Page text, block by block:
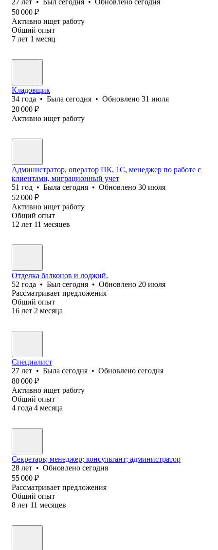
50 000 ₽
Активно ищет работу
Общий опыт
7 лет 1 месяц
Кладовщик
34 года • Была сегодня • Обновлено 31 июля
20 000 ₽
Активно ищет работу
Администратор, оператор ПК, 1С, менеджер по работе с
клиентами, миграционный учет
51 год • Была сегодня • Обновлено 30 июля
52 000 ₽
Активно ищет работу
Общий опыт
12 лет 11 месяцев
Отделка балконов и лоджий.
52 года • Был сегодня • Обновлено 20 июля
Рассматривает предложения
Общий опыт
16 лет 2 месяца
Специалист
27 лет • Была сегодня • Обновлено сегодня
80 000 ₽
Активно ищет работу
Общий опыт
4 года 4 месяца
Секретарь; менеджер; консультант; администратор
28 лет • Обновлено сегодня
55 000 ₽
Рассматривает предложения
Общий опыт
8 лет 11 месяцев